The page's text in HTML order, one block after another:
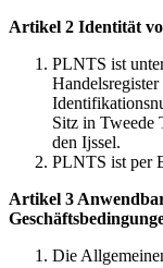
Artikel 2 Identität
PLNTS ist
Sitz in Tweede
den Ijssel.
PLNTS ist per
Artikel 3
Die